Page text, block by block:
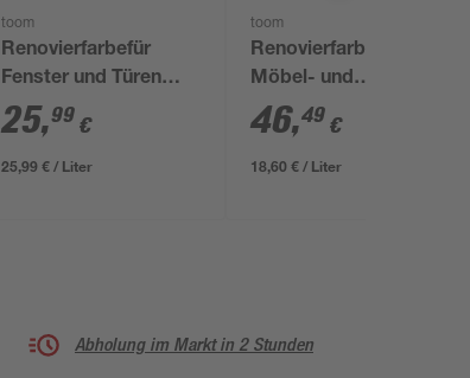
toom
Renovierfarbefür
Fenster und Türen
anthrazitfarbengrau
seidenmatt 1 l
25,99 €
25,99 € / Liter
toom
Renovierfarbe für
Möbel- und
Küchenfronten
schwarz seidenmatt
2,5 l
46,49 €
18,60 € / Liter
Abholung im Markt in 2 Stunden